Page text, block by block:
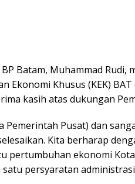
BP Batam, Muhammad Rudi,
Ekonomi Khusus (KEK)
kasih atas dukungan
Pemerintah Pusat) dan
Kita berharap
pertumbuhan ekonomi
persyaratan